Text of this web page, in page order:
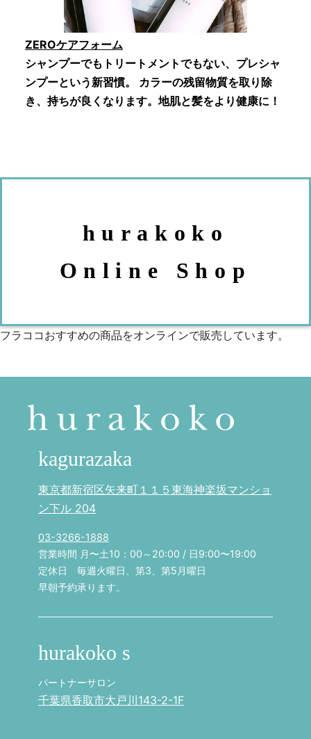
ZEROケアフォーム
シャンプーでもトリートメントでもない、プレシャ
ンプーという新習慣。 カラーの残留物質を取り除
き、持ちが良くなります。地肌と髪をより健康に！
hurakoko
Online Shop
フラココおすすめの商品をオンラインで販売しています。
kagurazaka
東京都新宿区矢来町１１５東海神楽坂マンショ
ン下ル 204
03-3266-1888
営業時間 月〜土10：00～20:00 / 日9:00〜19:00
定休日 毎週火曜日、第3、第5月曜日
早朝予約承ります。
hurakoko s
パートナーサロン
千葉県香取市大戸川143-2-1F